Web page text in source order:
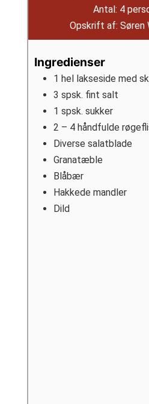
Antal: 4
Opskrift af:Søren
Ingredienser
1 hel
lakseside med
3 spsk. fint salt
1 spsk. sukker
2 – 4 håndfulde
Diverse salatblade
Granatæble
Blåbær
Hakkede mandler
Dild